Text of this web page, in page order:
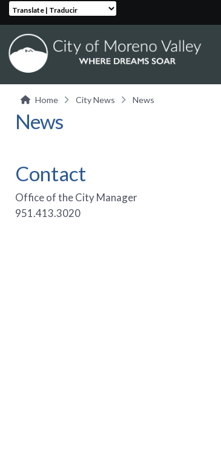
Translate | Traducir
Home City News News
News
Contact
Office of the City Manager
951.413.3020